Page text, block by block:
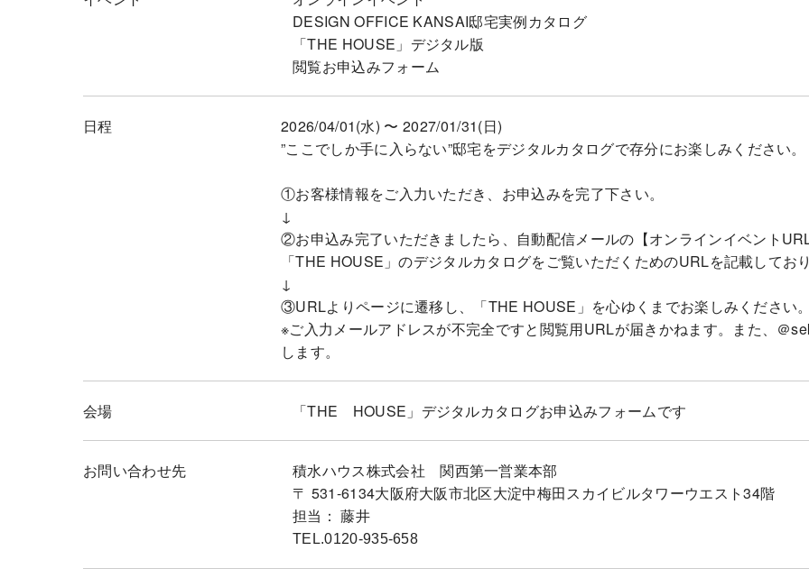
DESIGN OFFICE KANSAI邸宅実例カタログ
「THE HOUSE」デジタル版
閲覧お申込みフォーム
日程
2026/04/01(水) 〜 2027/01/31(日)
”ここでしか手に入らない”邸宅をデジタルカタログで存分にお楽しみください。
①お客様情報をご入力いただき、お申込みを完了下さい。
↓
②お申込み完了いただきましたら、自動配信メールの【オンラインイベント
「THE HOUSE」のデジタルカタログをご覧いただくためのURLを記載してお
↓
③URLよりページに遷移し、「THE HOUSE」を心ゆくまでお楽しみください
※ご入力メールアドレスが不完全ですと閲覧用URLが届きかねます。また、＠
します。
会場 「THE HOUSE」デジタルカタログお申込みフォームです
お問い合わせ先
積水ハウス株式会社 関西第一営業本部
〒 531-6134大阪府大阪市北区大淀中梅田スカイビルタワーウエスト34階
担当： 藤井
TEL.0120-935-658